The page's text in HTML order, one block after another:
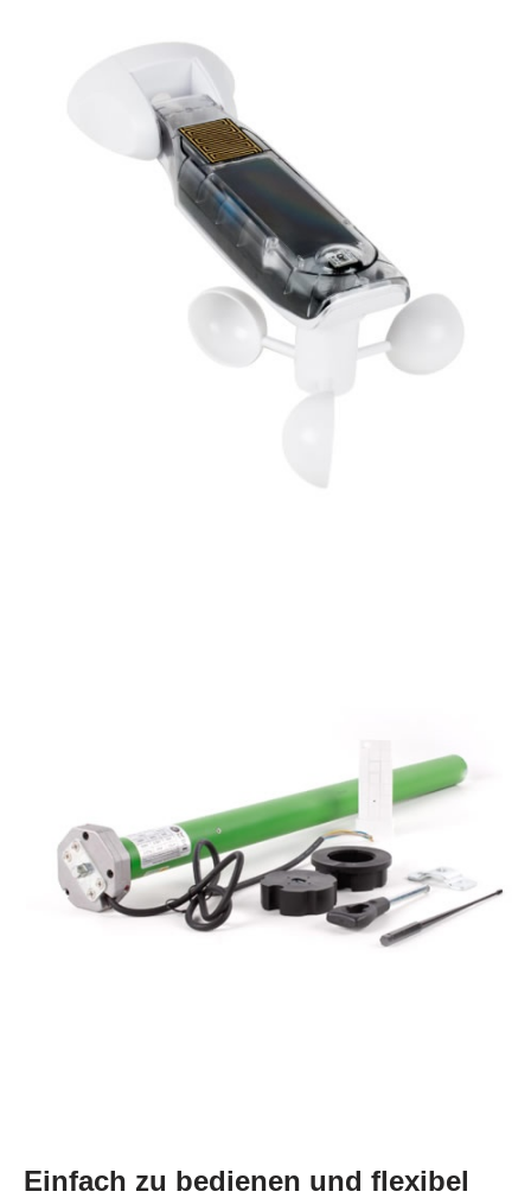
Einfach zu bedienen und flexibel